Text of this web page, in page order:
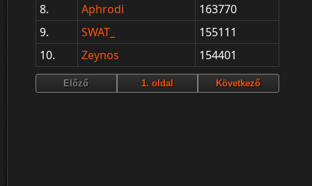
8.
Aphrodi
163770
9.
SWAT_
155111
10.
Zeynos 154401